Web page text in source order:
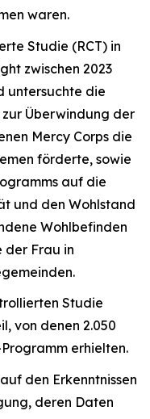
waren.
Studie (RCT) in
zwischen 2023
untersuchte die
Überwindung der
Mercy Corps die
förderte, sowie
auf die
und den Wohlstand
Wohlbefinden
der Frau in
Studie
von denen 2.050
erhielten.
den Erkenntnissen
deren Daten